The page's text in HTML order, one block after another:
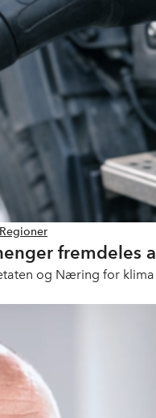
Regioner
fremdeles
og Næring for